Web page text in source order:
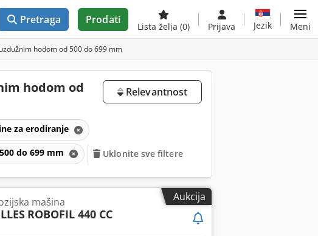
Pretraga Prodati
Lista želja (0) Prijava Jezik Meni
hodom od 500 do 699 mm
hodom od
Relevantnost
za erodiranje
do 699 mm Uklonite sve filtere
Aukcija
mašina
ROBOFIL 440 CC